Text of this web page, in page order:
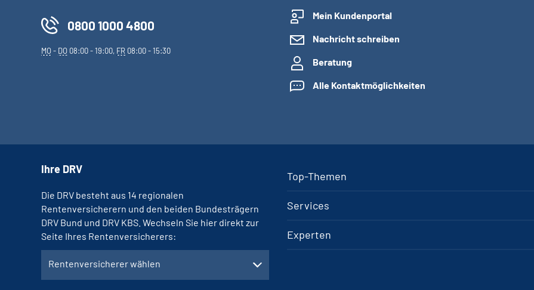
0800 1000 4800
MO- DO 08:00 - 19:00, FR 08:00 - 15:30
Mein Kundenportal
Nachricht schreiben
Beratung
Alle Kontaktmöglichkeiten
Top-Themen
Services
Experten
Ihre DRV
Die DRV besteht aus 14 regionalen
Rentenversicherern und den beiden Bundesträgern
DRV Bund und DRV KBS. Wechseln Sie hier direkt zur
Seite Ihres Rentenversicherers:
Rentenversicherer wählen